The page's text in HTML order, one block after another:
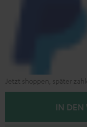
Jetzt shoppen, später
IN DEN